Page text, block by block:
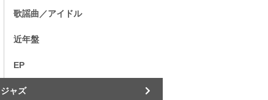
歌謡曲／アイドル
近年盤
EP
ジャズ